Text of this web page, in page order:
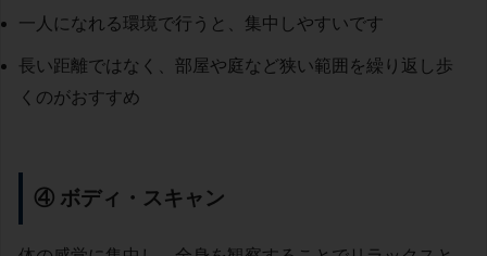
一人になれる環境で行うと、集中しやすいです
長い距離ではなく、部屋や庭など狭い範囲を繰り返し歩
くのがおすすめ
④ ボディ・スキャン